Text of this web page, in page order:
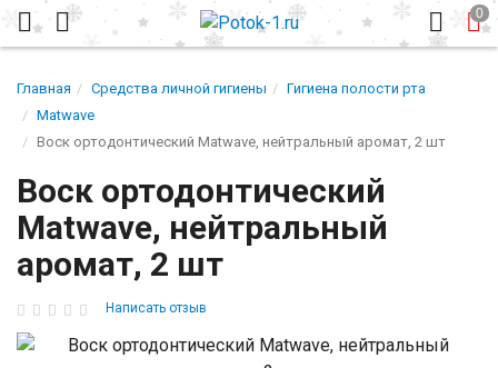
Главная Средства личной гигиены
Гигиена полости рта
Matwave
Воск ортодонтический Matwave, нейтральный аромат, 2 шт
Воск ортодонтический
Matwave, нейтральный
аромат, 2 шт
Написать отзыв